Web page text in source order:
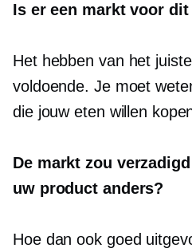
Is er een markt voor
Het hebben van het
voldoende. Je moet
die jouw eten willen
De markt zou
uw product anders?
Hoe dan ook goed